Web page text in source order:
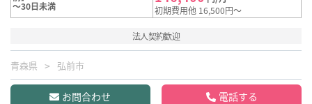
～30日未満
初期費用他 16,500円～
法人契約歓迎
青森県 弘前市
お問合わせ 電話する